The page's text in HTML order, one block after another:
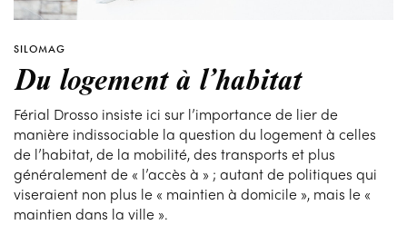
SILOMAG
Du logement à l’habitat
Férial Drosso insiste ici sur l’importance de lier de
manière indissociable la question du logement à celles
de l’habitat, de la mobilité, des transports et plus
généralement de « l’accès à » ; autant de politiques qui
viseraient non plus le « maintien à domicile », mais le «
maintien dans la ville ».